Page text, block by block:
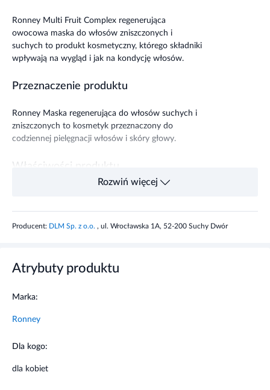
Ronney Multi Fruit Complex regenerująca
owocowa maska do włosów zniszczonych i
suchych to produkt kosmetyczny, którego składniki
wpływają na wygląd i jak na kondycję włosów.
Przeznaczenie produktu
Ronney Maska regenerująca do włosów suchych i
zniszczonych to kosmetyk przeznaczony do
codziennej pielęgnacji włosów i skóry głowy.
Właściwości produktu
Nałóż maskę na wilgotne włosy, pozostaw na około
5 minut a następnie obficie spłucz włosy.
Informacje o bezpieczeństwie
przypadku uczulenia na którykolwiek składnik
produktu.
Rozwiń więcej
Producent: DLM Sp. z o.o. , ul. Wrocławska 1A, 52-200 Suchy Dwór
Atrybuty produktu
Marka:
Ronney
Dla kogo:
dla kobiet